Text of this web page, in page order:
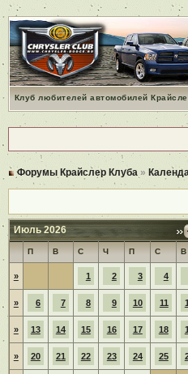
Клуб любителей автомобилей
Форумы Крайслер Клуба »
Июль 2026
П В С Ч П С В
» 1 2 3 4
» 6 7 8 9 10 11
» 13 14 15 16 17 18
» 20 21 22 23 24 25